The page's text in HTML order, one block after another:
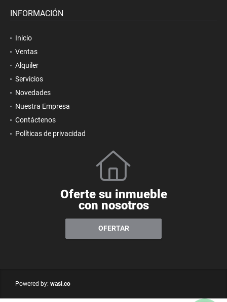
INFORMACIÓN
Inicio
Ventas
Alquiler
Servicios
Novedades
Nuestra Empresa
Contáctenos
Políticas de privacidad
Oferte su inmueble
con nosotros
OFERTAR
Powered by: wasi.co